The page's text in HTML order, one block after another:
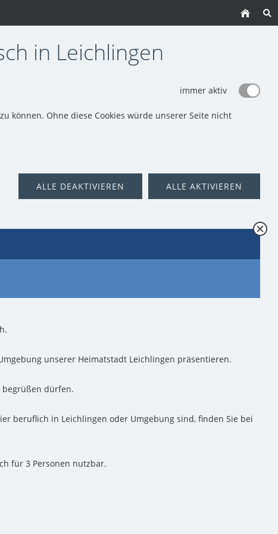
in Leichlingen
immer aktiv
können. Ohne diese Cookies würde unserer Seite nicht
ALLE DEAKTIVIEREN ALLE AKTIVIEREN
unserer Heimatstadt Leichlingen präsentieren.
begrüßen dürfen.
beruflich in Leichlingen oder Umgebung sind, finden Sie bei
für 3 Personen nutzbar.